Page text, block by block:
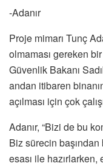
-Adanır
Proje mimarı Tunç
olmaması gereken
Güvenlik Bakanı
andan itibaren
açılması için çok
Adanır, “Bizi de bu
Biz sürecin
esası ile